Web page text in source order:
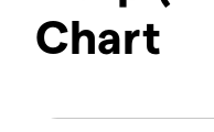
Chart